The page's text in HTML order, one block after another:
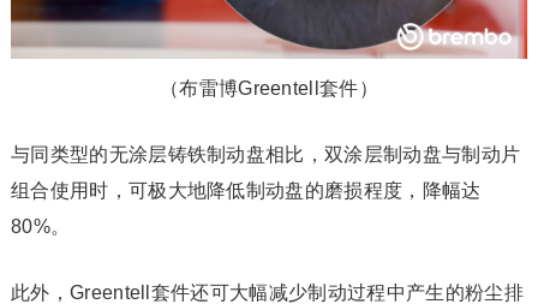
（布雷博Greentell套件）
与同类型的无涂层铸铁制动盘相比，双涂层制动盘与制动片
组合使用时，可极大地降低制动盘的磨损程度，降幅达
80%。
此外，Greentell套件还可大幅减少制动过程中产生的粉尘排